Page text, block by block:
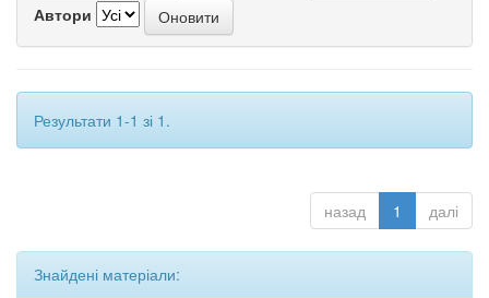
Автори
Результати 1-1 зі 1.
назад 1 далі
Знайдені матеріали: